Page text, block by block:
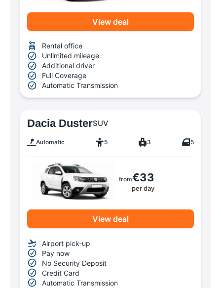
View deal
Rental office
Unlimited mileage
Additional driver
Full Coverage
Automatic Transmission
Dacia DusterSUV
Automatic 5 3 5
from€33
per day
View deal
Airport pick-up
Pay now
No Security Deposit
Credit Card
Automatic Transmission